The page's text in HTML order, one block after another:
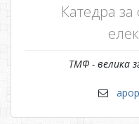
Катедра
ТМФ - велика